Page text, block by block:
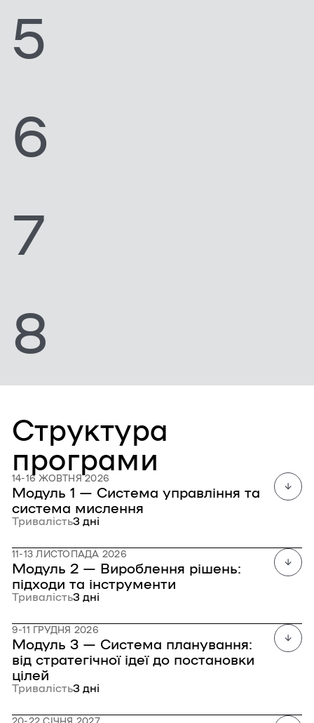
5
6
7
8
Структура
програми
14-16 ЖОВТНЯ 2026
Модуль 1 — Система управління та
система мислення
Тривалість3 дні
11-13 ЛИСТОПАДА 2026
Модуль 2 — Вироблення рішень:
підходи та інструменти
Тривалість3 дні
9-11 ГРУДНЯ 2026
Модуль 3 — Система планування:
від стратегічної ідеї до постановки
цілей
Тривалість3 дні
20-22 СІЧНЯ 2027